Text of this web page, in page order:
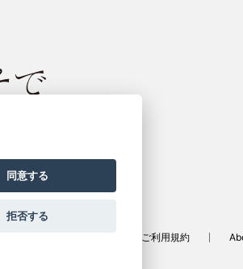
ご利用規約
同意する
拒否する